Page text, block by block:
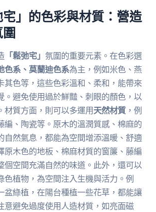
」的色彩與材質：營造
「鬆弛宅」 氛圍的重要元素。在色彩選
色系、莫蘭迪色系為主，例如米色、燕
其色等，這些色彩溫和、柔和，能帶來
。避免使用過於鮮豔、刺眼的顏色，以
材質方面，則可以多運用天然材質，例
編、陶瓷等。原木的溫潤質感、棉麻的
自然氣息，都能為空間增添溫暖、舒適
原木色的地板、棉麻材質的窗簾、藤編
個空間充滿自然的味道。此外，還可以
色植物，為空間注入生機與活力。例
盆綠植，在陽台種植一些花草，都能讓
意避免過度使用人造材質，如亮面磁